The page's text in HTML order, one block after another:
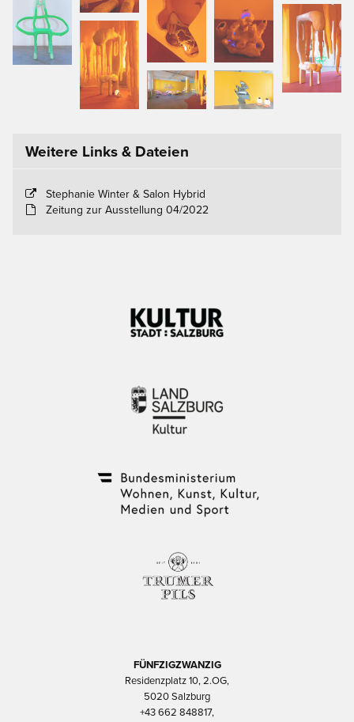
Weitere Links & Dateien
Stephanie Winter & Salon Hybrid
Zeitung zur Ausstellung 04/2022
FÜNFZIGZWANZIG
Residenzplatz 10, 2.OG,
5020 Salzburg
+43 662 848817,